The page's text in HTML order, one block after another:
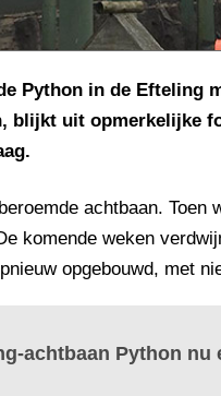
Python in de Efteling
blijkt uit opmerkelijke
achtbaan. Toen
komende weken
opgebouwd, met
achtbaan Python nu